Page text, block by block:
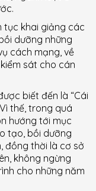
tục khai giảng các
dưỡng những
cách mạng, về
sát cho cán
biết đến là “Cái
thế, trong quá
hướng tới mục
tạo, bồi dưỡng
đồng thời là cơ sở
không ngừng
cho những năm